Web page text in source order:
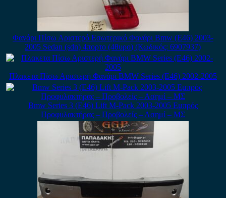
Φανάρι Πίσω Αριστερό Εσωτερικό Φανάρι Bmw (E46) 2003-
2005 Sedan (sdn) 4πορτο (4θυρο) (Κωδικός: 6907937)
Πλακετα Πίσω Αριστερή Φανάρι BMW Series (E46) 2002-2005
Bmw Series 3 (E46) Lift M-Pack 2003-2005 Εμπρός
Προφυλακτήρας – Προβολείς – Ασημί – ΜΣ